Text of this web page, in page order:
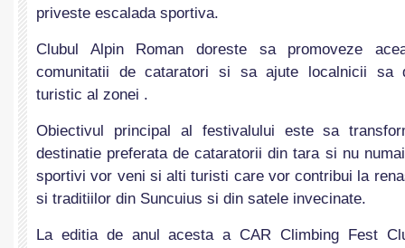
priveste escalada sportiva.
Clubul Alpin Roman doreste sa promoveze
comunitatii de cataratori si sa ajute localnicii sa
turistic al zonei .
Obiectivul principal al festivalului este sa
destinatie preferata de cataratorii din tara si nu
sportivi vor veni si alti turisti care vor contribui la
si traditiilor din Suncuius si din satele invecinate.
La editia de anul acesta a CAR Climbing Fest